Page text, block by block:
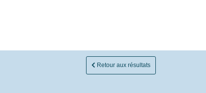
Retour aux résultats